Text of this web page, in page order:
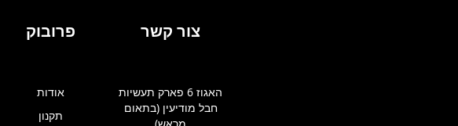
צור קשר
האגוז 6 פארק תעשיות
חבל מודיעין (בתאום
פרובוק
אודות
תקנון